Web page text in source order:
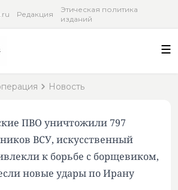
Редакция
Этическая политика
изданий
Новость
ПВО уничтожили 797
ВСУ, искусственный
к борьбе с борщевиком,
новые удары по Ирану